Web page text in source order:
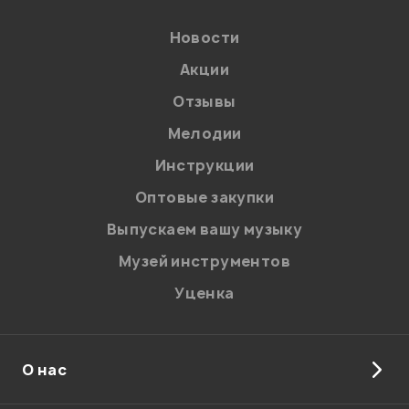
Новости
Акции
Отзывы
Мелодии
Инструкции
Оптовые закупки
Выпускаем вашу музыку
Музей инструментов
Уценка
О нас